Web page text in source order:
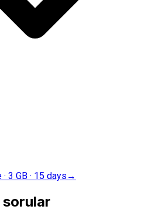
· 3 GB · 15 days →
sorular